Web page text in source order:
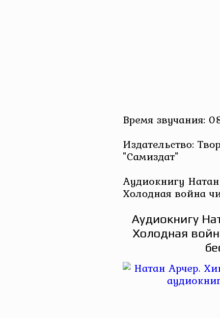
Время звучания:
Издательство:
"Самиздат"
Аудиокнигу
Холодная война
Аудиокнигу
Холодная